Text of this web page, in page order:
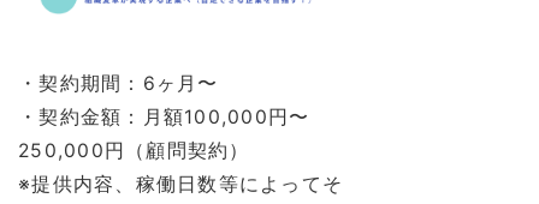
・契約期間：6ヶ月〜
・契約金額：月額100,000円〜
250,000円（顧問契約）
※提供内容、稼働日数等によってそ